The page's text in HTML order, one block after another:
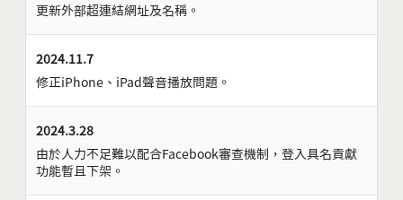
更新外部超連結網址及名稱。
2024.11.7
修正iPhone、iPad聲音播放問題。
2024.3.28
由於人力不足難以配合Facebook審查機制，登入具名貢獻
功能暫且下架。